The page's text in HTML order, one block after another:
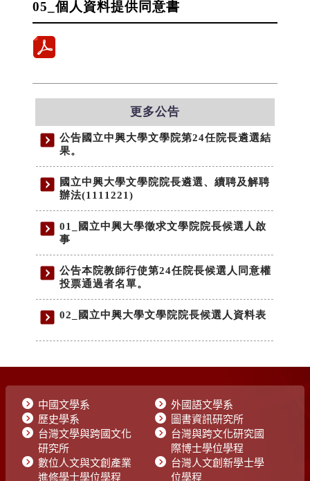
中國文學系
外國語文學系
歷史學系
圖書資訊研究所
台灣文學與跨國文化
研究所
台灣與跨文化研究國
際博士學位學程
數位人文與文創產業
進修學士學位學程
台灣人文創新學士學
位學程